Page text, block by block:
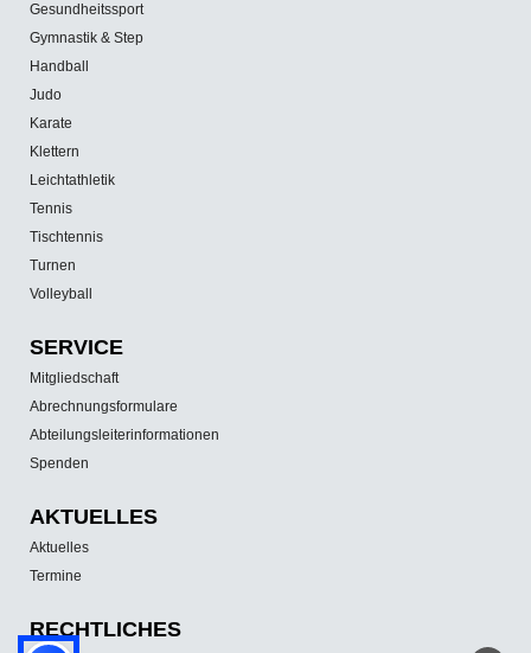
Gesundheitssport
Gymnastik & Step
Handball
Judo
Karate
Klettern
Leichtathletik
Tennis
Tischtennis
Turnen
Volleyball
SERVICE
Mitgliedschaft
Abrechnungsformulare
Abteilungsleiterinformationen
Spenden
AKTUELLES
Aktuelles
Termine
RECHTLICHES